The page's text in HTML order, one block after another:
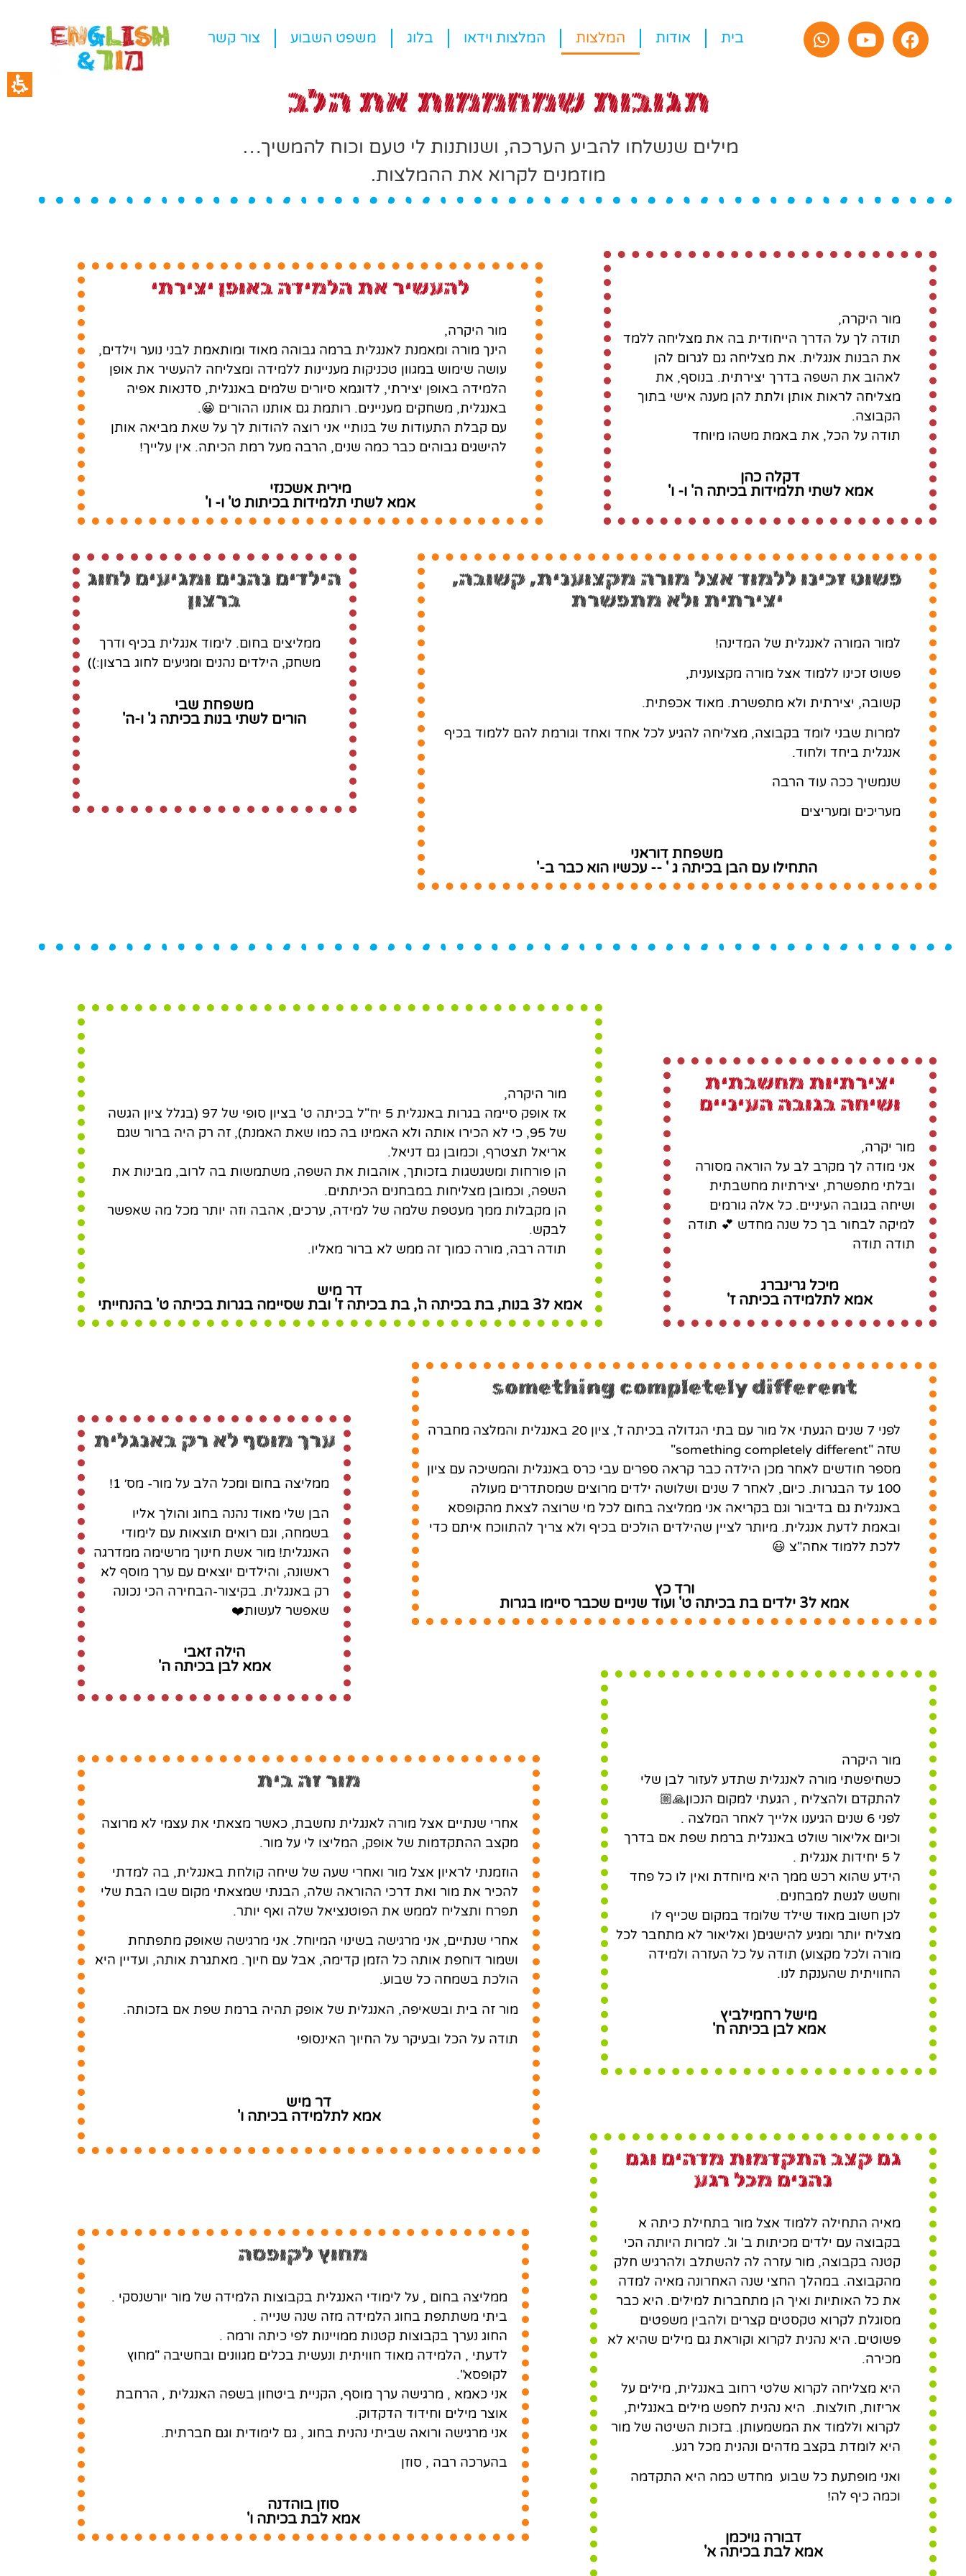
בית אודות המלצות המלצות וידאו בלוג משפט השבוע צור קשר
תגובות שמחממות את הלב
מילים שנשלחו להביע הערכה, ושנותנות לי טעם וכוח להמשיך…
מוזמנים לקרוא את ההמלצות.
מור היקרה,
תודה לך על הדרך הייחודית בה את מצליחה ללמד
את הבנות אנגלית. את מצליחה גם לגרום להן
לאהוב את השפה בדרך יצירתית. בנוסף, את
מצליחה לראות אותן ולתת להן מענה אישי בתוך
הקבוצה.
תודה על הכל, את באמת משהו מיוחד
דקלה כהן
אמא לשתי תלמידות בכיתה ה' ו- ו'
להעשיר את הלמידה באופן יצירתי
מור היקרה,
הינך מורה ומאמנת לאנגלית ברמה גבוהה מאוד ומותאמת לבני נוער וילדים,
עושה שימוש במגוון טכניקות מעניינות ללמידה ומצליחה להעשיר את אופן
הלמידה באופן יצירתי, לדוגמא סיורים שלמים באנגלית, סדנאות אפיה
באנגלית, משחקים מעניינים. רותמת גם אותנו ההורים 😀.
עם קבלת התעודות של בנותיי אני רוצה להודות לך על שאת מביאה אותן
להישגים גבוהים כבר כמה שנים, הרבה מעל רמת הכיתה. אין עלייך!
מירית אשכנזי
אמא לשתי תלמידות בכיתות ט' ו- ו'
פשוט זכינו ללמוד אצל מורה מקצוענית, קשובה,
יצירתית ולא מתפשרת
למור המורה לאנגלית של המדינה!
פשוט זכינו ללמוד אצל מורה מקצוענית,
קשובה, יצירתית ולא מתפשרת. מאוד אכפתית.
למרות שבני לומד בקבוצה, מצליחה להגיע לכל אחד ואחד וגורמת להם ללמוד בכיף
אנגלית ביחד ולחוד.
שנמשיך ככה עוד הרבה
מעריכים ומעריצים
משפחת דוראני
התחילו עם הבן בכיתה ג ' -- עכשיו הוא כבר ב-'
הילדים נהנים ומגיעים לחוג
ברצון
ממליצים בחום. לימוד אנגלית בכיף ודרך
משחק, הילדים נהנים ומגיעים לחוג ברצון:))
משפחת שבי
הורים לשתי בנות בכיתה ג' ו-ה'
יצירתיות מחשבתית
ושיחה בגובה העיניים
מור יקרה,
אני מודה לך מקרב לב על הוראה מסורה
ובלתי מתפשרת, יצירתיות מחשבתית
ושיחה בגובה העיניים. כל אלה גורמים
למיקה לבחור בך כל שנה מחדש 💕 תודה
תודה תודה
מיכל גרינברג
אמא לתלמידה בכיתה ז'
מור היקרה,
אז אופק סיימה בגרות באנגלית 5 יח"ל בכיתה ט' בציון סופי של 97 (בגלל ציון הגשה
של 95, כי לא הכירו אותה ולא האמינו בה כמו שאת האמנת), זה רק היה ברור שגם
אריאל תצטרף, וכמובן גם דניאל.
הן פורחות ומשגשגות בזכותך, אוהבות את השפה, משתמשות בה לרוב, מבינות את
השפה, וכמובן מצליחות במבחנים הכיתתים.
הן מקבלות ממך מעטפת שלמה של למידה, ערכים, אהבה וזה יותר מכל מה שאפשר
לבקש.
תודה רבה, מורה כמוך זה ממש לא ברור מאליו.
דר מיש
אמא ל3 בנות, בת בכיתה ה', בת בכיתה ז' ובת שסיימה בגרות בכיתה ט' בהנחייתי
something completely different
לפני 7 שנים הגעתי אל מור עם בתי הגדולה בכיתה ז', ציון 20 באנגלית והמלצה מחברה
שזה "something completely different"
מספר חודשים לאחר מכן הילדה כבר קראה ספרים עבי כרס באנגלית והמשיכה עם ציון
100 עד הבגרות. כיום, לאחר 7 שנים ושלושה ילדים מרוצים שמסתדרים מעולה
באנגלית גם בדיבור וגם בקריאה אני ממליצה בחום לכל מי שרוצה לצאת מהקופסא
ובאמת לדעת אנגלית. מיותר לציין שהילדים הולכים בכיף ולא צריך להתווכח איתם כדי
ללכת ללמוד אחה"צ 😃
ורד כץ
אמא ל3 ילדים בת בכיתה ט' ועוד שניים שכבר סיימו בגרות
ערך מוסף לא רק באנגלית
ממליצה בחום ומכל הלב על מור- מס׳ 1!
הבן שלי מאוד נהנה בחוג והולך אליו
בשמחה, וגם רואים תוצאות עם לימודי
האנגלית! מור אשת חינוך מרשימה ממדרגה
ראשונה, והילדים יוצאים עם ערך מוסף לא
רק באנגלית. בקיצור-הבחירה הכי נכונה
שאפשר לעשות❤️
הילה זאבי
אמא לבן בכיתה ה'
מור היקרה
כשחיפשתי מורה לאנגלית שתדע לעזור לבן שלי
להתקדם ולהצליח , הגעתי למקום הנכון🙏🏼
לפני 6 שנים הגיענו אלייך לאחר המלצה .
וכיום אליאור שולט באנגלית ברמת שפת אם בדרך
ל 5 יחידות אנגלית .
הידע שהוא רכש ממך היא מיוחדת ואין לו כל פחד
וחשש לגשת למבחנים.
לכן חשוב מאוד שילד שלומד במקום שכייף לו
מצליח יותר ומגיע להישגים( ואליאור לא מתחבר לכל
מורה ולכל מקצוע) תודה על כל העזרה ולמידה
החוויתית שהענקת לנו.
מישל רחמילביץ
אמא לבן בכיתה ח'
מור זה בית
אחרי שנתיים אצל מורה לאנגלית נחשבת, כאשר מצאתי את עצמי לא מרוצה
מקצב ההתקדמות של אופק, המליצו לי על מור.
הוזמנתי לראיון אצל מור ואחרי שעה של שיחה קולחת באנגלית, בה למדתי
להכיר את מור ואת דרכי ההוראה שלה, הבנתי שמצאתי מקום שבו הבת שלי
תפרח ותצליח לממש את הפוטנציאל שלה ואף יותר.
אחרי שנתיים, אני מרגישה בשינוי המיוחל. אני מרגישה שאופק מתפתחת
ושמור דוחפת אותה כל הזמן קדימה, אבל עם חיוך. מאתגרת אותה, ועדיין היא
הולכת בשמחה כל שבוע.
מור זה בית ובשאיפה, האנגלית של אופק תהיה ברמת שפת אם בזכותה.
תודה על הכל ובעיקר על החיוך האינסופי
דר מיש
אמא לתלמידה בכיתה ו'
גם קצב התקדמות מדהים וגם
נהנים מכל רגע
מאיה התחילה ללמוד אצל מור בתחילת כיתה א
בקבוצה עם ילדים מכיתות ב' וג'. למרות היותה הכי
קטנה בקבוצה, מור עזרה לה להשתלב ולהרגיש חלק
מהקבוצה. במהלך החצי שנה האחרונה מאיה למדה
את כל האותיות ואיך הן מתחברות למילים. היא כבר
מסוגלת לקרוא טקסטים קצרים ולהבין משפטים
פשוטים. היא נהנית לקרוא וקוראת גם מילים שהיא לא
מכירה.
היא מצליחה לקרוא שלטי רחוב באנגלית, מילים על
אריזות, חולצות. היא נהנית לחפש מילים באנגלית,
לקרוא וללמוד את המשמעותן. בזכות השיטה של מור
היא לומדת בקצב מדהים ונהנית מכל רגע.
ואני מופתעת כל שבוע מחדש כמה היא התקדמה
וכמה כיף לה!
דבורה גויכמן
אמא לבת בכיתה א'
מחוץ לקופסה
ממליצה בחום , על לימודי האנגלית בקבוצות הלמידה של מור יורשנסקי .
ביתי משתתפת בחוג הלמידה מזה שנה שנייה .
החוג נערך בקבוצות קטנות ממויינות לפי כיתה ורמה .
לדעתי , הלמידה מאוד חוויתית ונעשית בכלים מגוונים ובחשיבה "מחוץ
לקופסא".
אני כאמא , מרגישה ערך מוסף, הקניית ביטחון בשפה האנגלית , הרחבת
אוצר מילים וחידוד הדקדוק.
אני מרגישה ורואה שביתי נהנית בחוג , גם לימודית וגם חברתית.
בהערכה רבה , סוזן
סוזן בוהדנה
אמא לבת בכיתה ו'